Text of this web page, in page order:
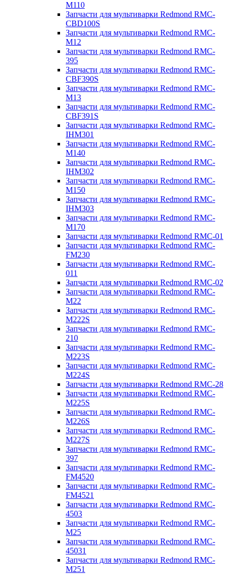
M110
Запчасти для мультиварки Redmond RMC-
CBD100S
Запчасти для мультиварки Redmond RMC-
M12
Запчасти для мультиварки Redmond RMC-
395
Запчасти для мультиварки Redmond RMC-
CBF390S
Запчасти для мультиварки Redmond RMC-
M13
Запчасти для мультиварки Redmond RMC-
CBF391S
Запчасти для мультиварки Redmond RMC-
IHM301
Запчасти для мультиварки Redmond RMC-
M140
Запчасти для мультиварки Redmond RMC-
IHM302
Запчасти для мультиварки Redmond RMC-
M150
Запчасти для мультиварки Redmond RMC-
IHM303
Запчасти для мультиварки Redmond RMC-
M170
Запчасти для мультиварки Redmond RMC-01
Запчасти для мультиварки Redmond RMC-
FM230
Запчасти для мультиварки Redmond RMC-
011
Запчасти для мультиварки Redmond RMC-02
Запчасти для мультиварки Redmond RMC-
M22
Запчасти для мультиварки Redmond RMC-
M222S
Запчасти для мультиварки Redmond RMC-
210
Запчасти для мультиварки Redmond RMC-
M223S
Запчасти для мультиварки Redmond RMC-
M224S
Запчасти для мультиварки Redmond RMC-28
Запчасти для мультиварки Redmond RMC-
M225S
Запчасти для мультиварки Redmond RMC-
M226S
Запчасти для мультиварки Redmond RMC-
M227S
Запчасти для мультиварки Redmond RMC-
397
Запчасти для мультиварки Redmond RMC-
FM4520
Запчасти для мультиварки Redmond RMC-
FM4521
Запчасти для мультиварки Redmond RMC-
4503
Запчасти для мультиварки Redmond RMC-
M25
Запчасти для мультиварки Redmond RMC-
45031
Запчасти для мультиварки Redmond RMC-
M251